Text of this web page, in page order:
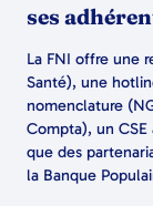
ses
La FNI offre une
Santé), une
nomenclature
Compta), un
que des
la Banque